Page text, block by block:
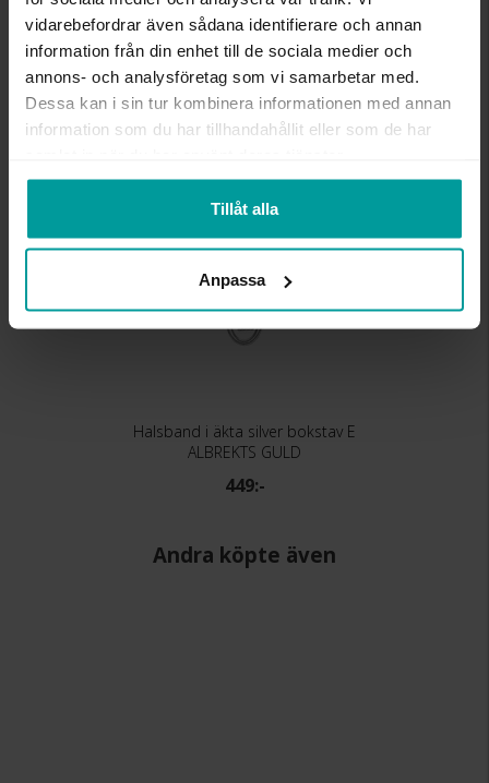
vidarebefordrar även sådana identifierare och annan
information från din enhet till de sociala medier och
annons- och analysföretag som vi samarbetar med.
Dessa kan i sin tur kombinera informationen med annan
information som du har tillhandahållit eller som de har
Tillåt alla
Anpassa
MATERIAL
Silver
STEN/PÄRLA
Kubisk zirkonia
Liknande produkter
Halsband i äkta silver bokstav E
ALBREKTS GULD
449:-
Andra köpte även